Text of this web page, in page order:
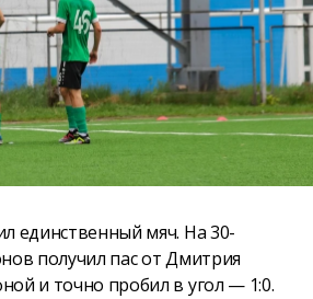
единственный мяч. На 30-
получил пас от Дмитрия
и точно пробил в угол — 1:0.